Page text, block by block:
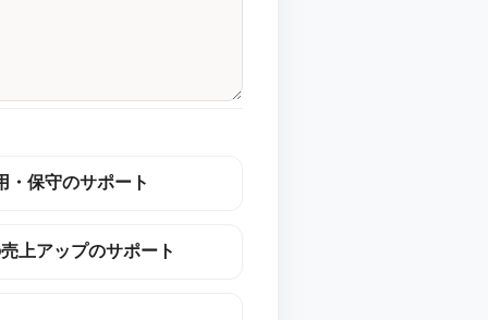
・保守のサポート
上アップのサポート